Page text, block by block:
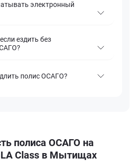
электронный
ездить без
полис ОСАГО?
полиса ОСАГО на
Class в Мытищах